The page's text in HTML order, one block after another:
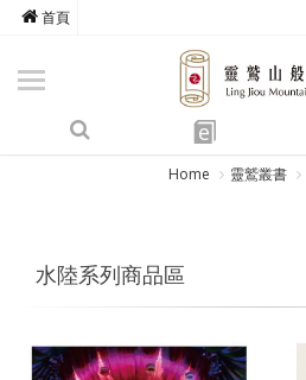
首頁
e
商品總覽
心道書庫
靈鷲叢書
心靈影音
方寸之間
Home 靈鷲叢書
水陸系列商品區